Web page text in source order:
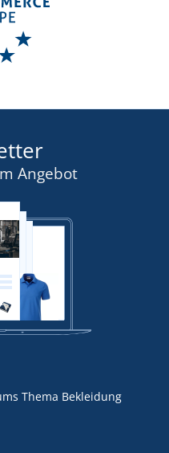
Angebot
Thema Bekleidung